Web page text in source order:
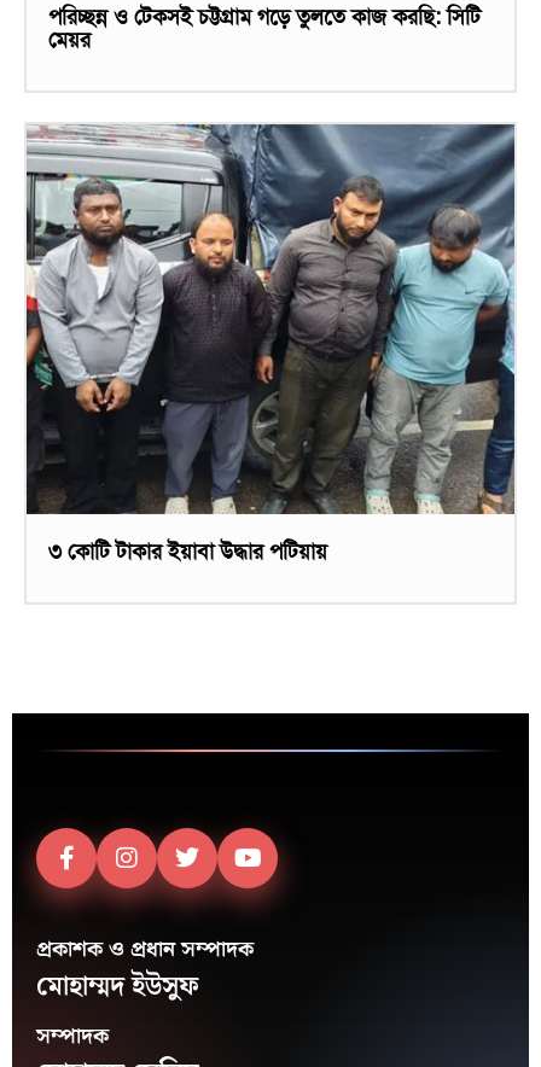
পরিচ্ছন্ন ও টেকসই চট্টগ্রাম গড়ে তুলতে কাজ করছি: সিটি
মেয়র
৩ কোটি টাকার ইয়াবা উদ্ধার পটিয়ায়
প্রকাশক ও প্রধান সম্পাদক
মোহাম্মদ ইউসুফ
সম্পাদক